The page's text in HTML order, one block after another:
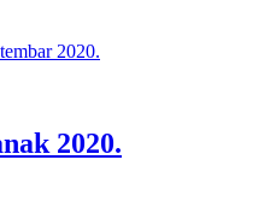
2020.
2020.